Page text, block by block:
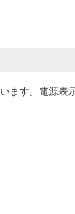
ます。電源表